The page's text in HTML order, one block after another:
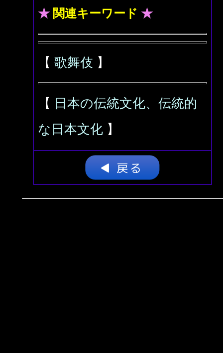
★ 関連キーワード ★
【 歌舞伎 】
【
日本の伝統文化、伝統的
な日本文化 】